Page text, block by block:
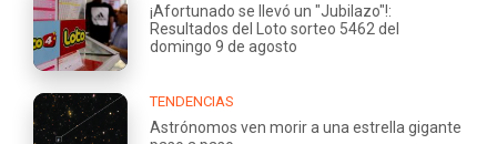
¡Afortunado se llevó un "Jubilazo"!:
Resultados del Loto sorteo 5462 del
domingo 9 de agosto
TENDENCIAS
Astrónomos ven morir a una estrella gigante